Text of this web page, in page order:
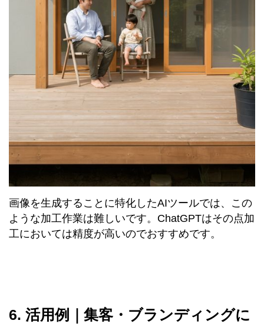
画像を生成することに特化したAIツールでは、この
ような加工作業は難しいです。ChatGPTはその点加
工においては精度が高いのでおすすめです。
6. 活用例｜集客・ブランディングに